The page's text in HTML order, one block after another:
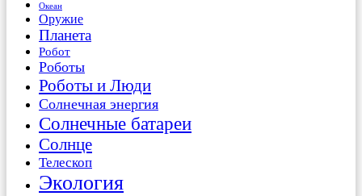
Океан
Оружие
Планета
Робот
Роботы
Роботы и Люди
Солнечная энергия
Солнечные батареи
Солнце
Телескоп
Экология